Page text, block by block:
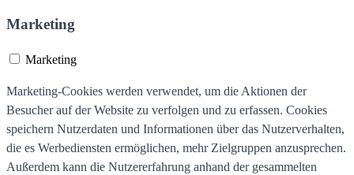
Marketing
Marketing
Marketing-Cookies werden verwendet, um die Aktionen der
Besucher auf der Website zu verfolgen und zu erfassen. Cookies
speichern Nutzerdaten und Informationen über das Nutzerverhalten,
die es Werbediensten ermöglichen, mehr Zielgruppen anzusprechen.
Außerdem kann die Nutzererfahrung anhand der gesammelten